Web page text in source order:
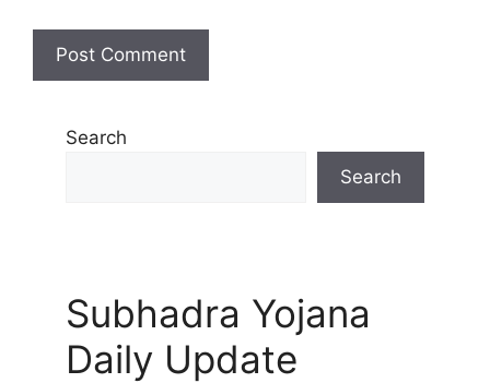
Search
Search
Subhadra Yojana
Daily Update